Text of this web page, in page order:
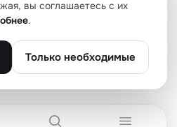
— все права защищены
Файлы cookie
вы соглашаетесь с их
.
Только необходимые